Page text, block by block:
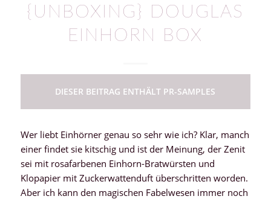
{UNBOXING} DOUGLAS
EINHORN BOX
DIESER BEITRAG ENTHÄLT PR-SAMPLES
Wer liebt Einhörner genau so sehr wie ich? Klar, manch
einer findet sie kitschig und ist der Meinung, der Zenit
sei mit rosafarbenen Einhorn-Bratwürsten und
Klopapier mit Zuckerwattenduft überschritten worden.
Aber ich kann den magischen Fabelwesen immer noch